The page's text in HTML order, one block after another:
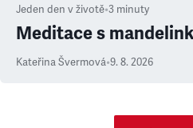
Jeden den v životě•3 minuty
Meditace s
Kateřina Švermová•9. 8. 2026